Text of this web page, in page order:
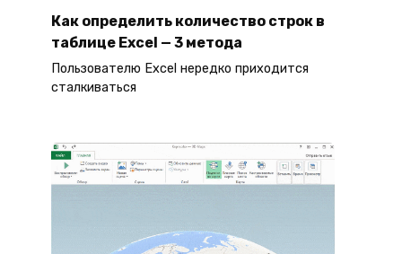
Как определить количество строк в
таблице Excel — 3 метода
Пользователю Excel нередко приходится
сталкиваться